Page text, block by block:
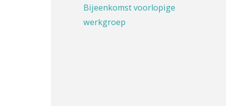
Bijeenkomst voorlopige
werkgroep